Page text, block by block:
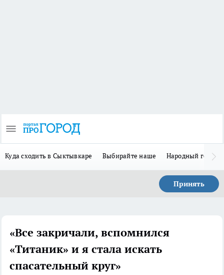
Куда сходить в Сыктывкаре Выбирайте наше Народный герой-
Принять
«Все закричали, вспомнился
«Титаник» и я стала искать
спасательный круг»